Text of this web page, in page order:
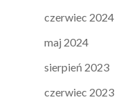
czerwiec 2024
maj 2024
sierpień 2023
czerwiec 2023